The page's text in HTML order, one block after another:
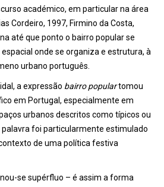
académico, em particular na área
Cordeiro, 1997, Firmino da Costa,
até que ponto o bairro popular se
onde se organiza e estrutura, à
urbano português.
a expressão bairro populartomou
em Portugal, especialmente em
urbanos descritos como típicos ou
palavra foi particularmente estimulado
de uma política festiva
se supérfluo – é assim a forma